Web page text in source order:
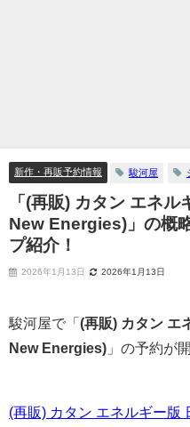
新作・再販予約情報 駿河屋
「(再販) カタン エネル
New Energies)」の概
プ紹介！
2026年1月13日 2026年1月13日
駿河屋で「 (再販) カタン エ
New Energies) 」の予約が
(再販) カタン エネルギー版